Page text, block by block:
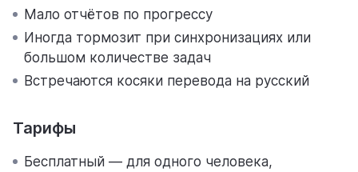
Мало отчётов по прогрессу
Иногда тормозит при синхронизациях или
большом количестве задач
Встречаются косяки перевода на русский
Тарифы
Бесплатный — для одного человека,